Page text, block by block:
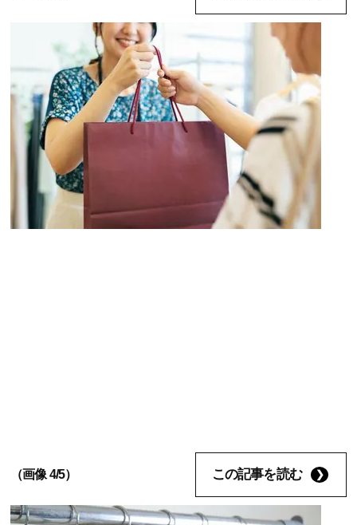
（画像 4/5） この記事を読む